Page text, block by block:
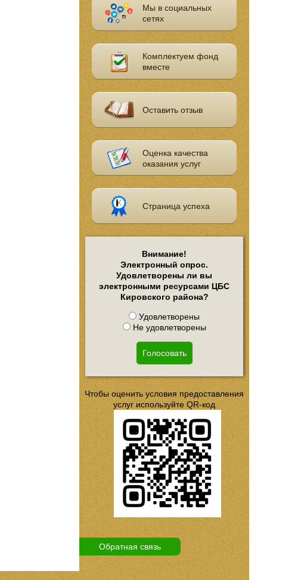
Мы в социальных
сетях
Комплектуем фонд
вместе
Оставить отзыв
Оценка качества
оказания услуг
Страница успеха
Внимание!
Электронный опрос.
Удовлетворены ли вы
электронными ресурсами ЦБС
Кировского района?
Удовлетворены
Не удовлетворены
Голосовать
Чтобы оценить условия предоставления
услуг используйте QR-код
Обратная связь